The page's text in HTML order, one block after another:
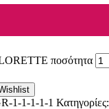
ποσότητα
1-1-1-1-1 Κατηγορίες: